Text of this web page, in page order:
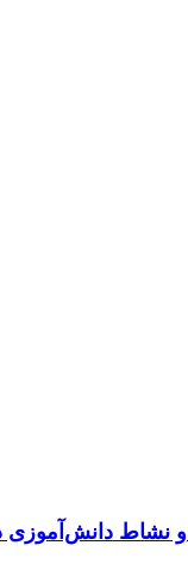
نشاط دانش‌آموزی